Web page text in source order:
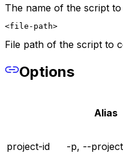
The name of the script
<file-path>
File path of the script to
Options
Alias
project-id -p, --